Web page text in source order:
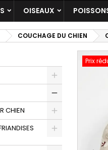
OISEAUX
COUCHAGE DU CHIEN
CHIEN
Prix